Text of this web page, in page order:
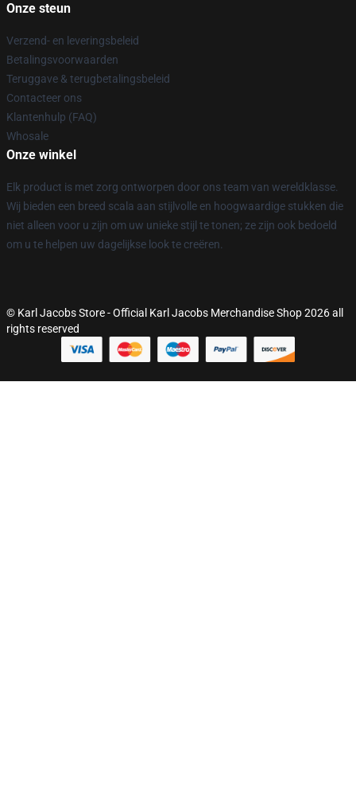
Onze steun
Verzend- en leveringsbeleid
Betalingsvoorwaarden
Teruggave & terugbetalingsbeleid
Contacteer ons
Klantenhulp (FAQ)
Whosale
Onze winkel
Elk product is met zorg ontworpen door ons team van wereldklasse.
Wij bieden een breed scala aan stijlvolle en hoogwaardige stukken die
niet alleen voor u zijn om uw unieke stijl te tonen; ze zijn ook bedoeld
om u te helpen uw dagelijkse look te creëren.
© Karl Jacobs Store - Official Karl Jacobs Merchandise Shop 2026 all
rights reserved